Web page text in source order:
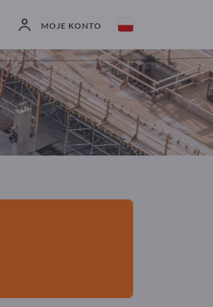
MOJE KONTO
Producenci